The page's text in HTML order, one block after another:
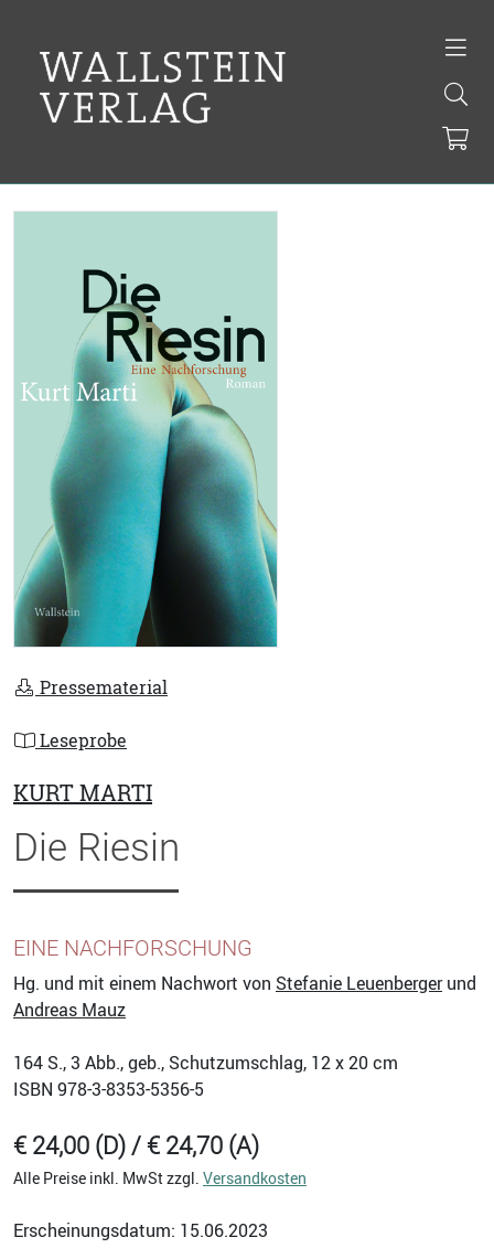
Pressematerial
Leseprobe
KURT MARTI
Die Riesin
EINE NACHFORSCHUNG
Hg. und mit einem Nachwort von Stefanie Leuenbergerund
Andreas Mauz
164 S., 3 Abb., geb., Schutzumschlag, 12 x 20 cm
ISBN 978-3-8353-5356-5
€ 24,00 (D) / € 24,70 (A)
Alle Preise inkl. MwSt zzgl. Versandkosten
Erscheinungsdatum: 15.06.2023